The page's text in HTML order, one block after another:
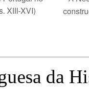
XIII-XVI)
da